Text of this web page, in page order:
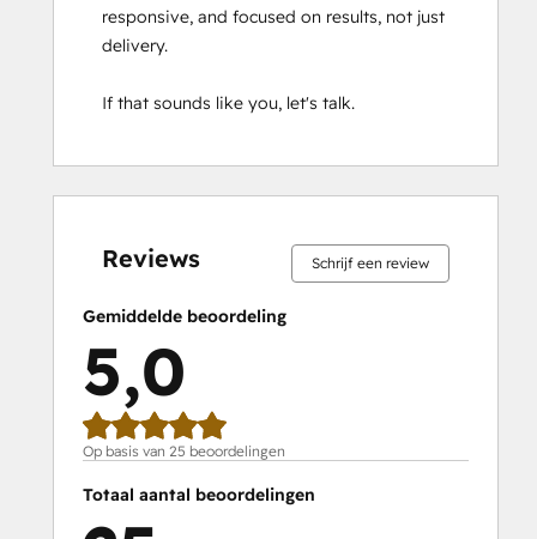
responsive, and focused on results, not just
delivery.
If that sounds like you, let's talk.
Reviews Schrijf een review
Gemiddelde beoordeling
5,0
Op basis van 25 beoordelingen
Totaal aantal beoordelingen